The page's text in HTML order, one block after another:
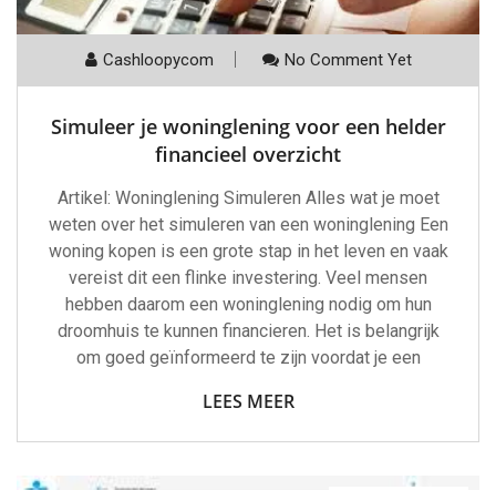
Cashloopycom No Comment Yet
Simuleer je woninglening voor een helder
financieel overzicht
Artikel: Woninglening Simuleren Alles wat je moet
weten over het simuleren van een woninglening Een
woning kopen is een grote stap in het leven en vaak
vereist dit een flinke investering. Veel mensen
hebben daarom een woninglening nodig om hun
droomhuis te kunnen financieren. Het is belangrijk
om goed geïnformeerd te zijn voordat je een
LEES MEER